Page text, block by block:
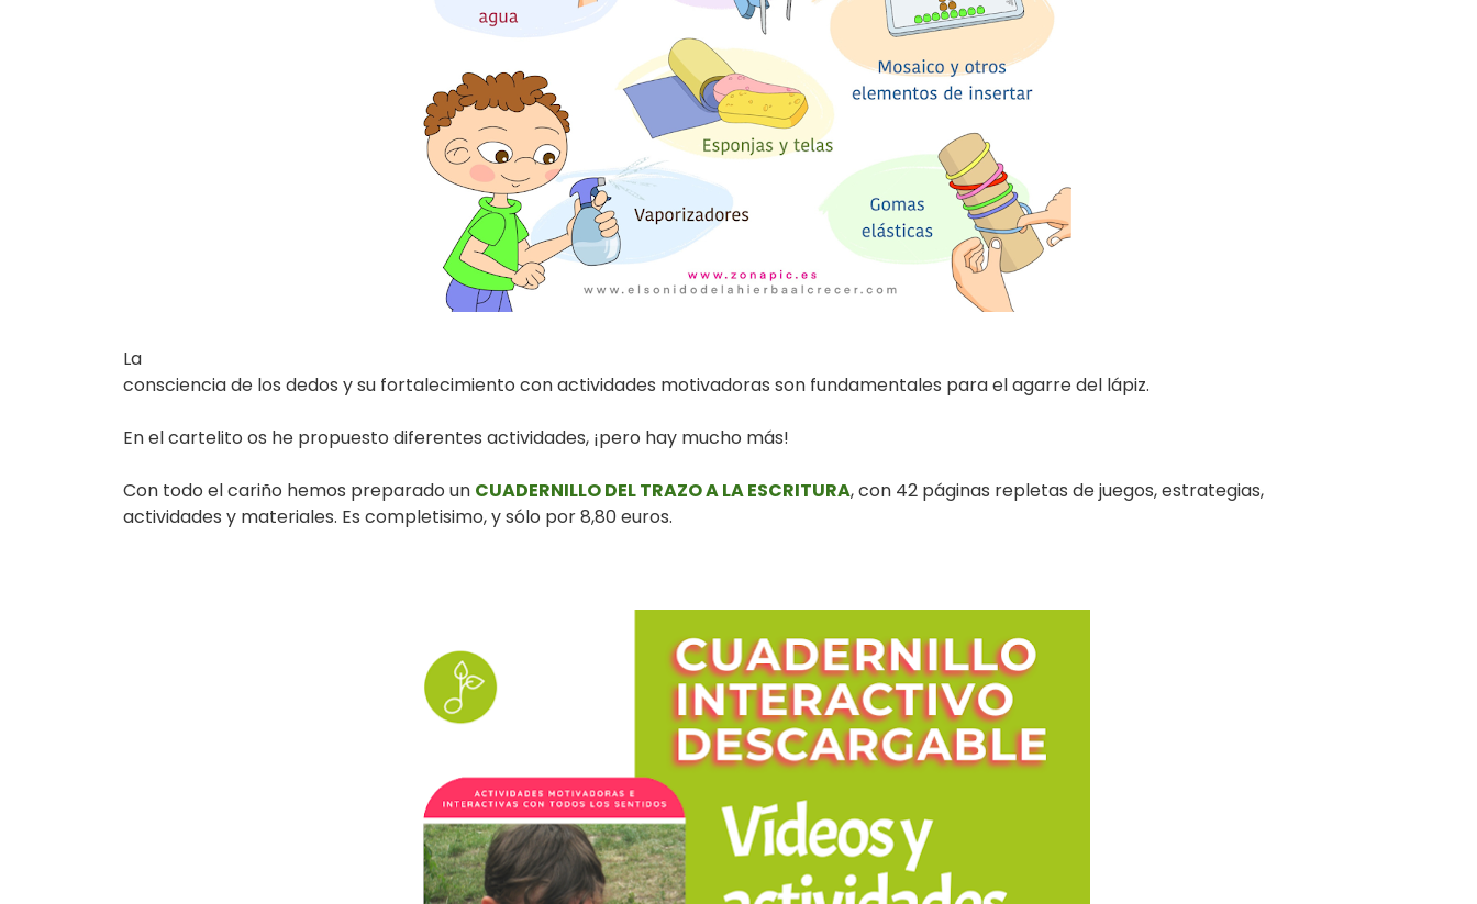
La
consciencia de los dedos y su fortalecimiento con actividades motivadoras son fundamentales para el agarre del lápiz.
En el cartelito os he propuesto diferentes actividades, ¡pero hay mucho más!
Con todo el cariño hemos preparado un CUADERNILLO DEL TRAZO A LA ESCRITURA, con 42 páginas repletas de juegos, estrategias,
actividades y materiales. Es completisimo, y sólo por 8,80 euros.